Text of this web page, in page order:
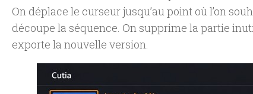
On déplace le curseur jusqu’au point où l’on
découpe la séquence. On supprime la partie
exporte la nouvelle version.